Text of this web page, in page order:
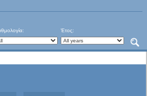
Έτος: